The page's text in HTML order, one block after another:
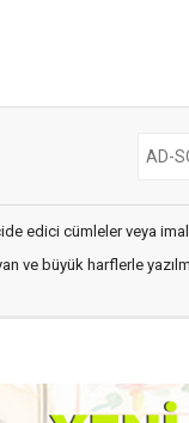
edici cümleler veya
ve büyük harflerle